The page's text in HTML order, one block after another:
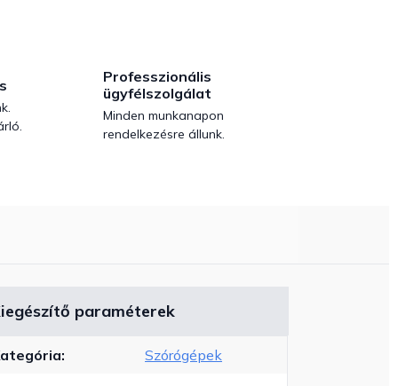
Professzionális
ügyfélszolgálat
Minden munkanapon
rendelkezésre állunk.
paraméterek
: Szórógépek